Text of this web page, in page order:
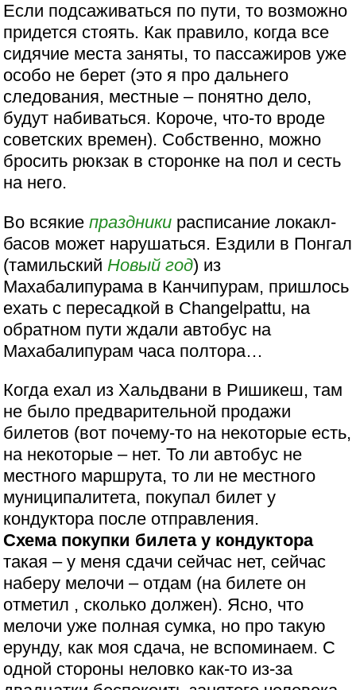
Если подсаживаться по пути, то возможно
придется стоять. Как правило, когда все
сидячие места заняты, то пассажиров уже
особо не берет (это я про дальнего
следования, местные – понятно дело,
будут набиваться. Короче, что-то вроде
советских времен). Собственно, можно
бросить рюкзак в сторонке на пол и сесть
на него.
Во всякиепраздники расписание локакл-
басов может нарушаться. Ездили в Понгал
(тамильский Новый год) из
Махабалипурама в Канчипурам, пришлось
ехать с пересадкой в Changelpattu, на
обратном пути ждали автобус на
Махабалипурам часа полтора…
Когда ехал из Хальдвани в Ришикеш, там
не было предварительной продажи
билетов (вот почему-то на некоторые есть,
на некоторые – нет. То ли автобус не
местного маршрута, то ли не местного
муниципалитета, покупал билет у
кондуктора после отправления.
Схема покупки билета у кондуктора
такая – у меня сдачи сейчас нет, сейчас
наберу мелочи – отдам (на билете он
отметил , сколько должен). Ясно, что
мелочи уже полная сумка, но про такую
ерунду, как моя сдача, не вспоминаем. С
одной стороны неловко как-то из-за